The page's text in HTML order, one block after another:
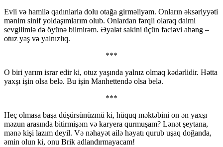
Evli və hamilə qadınlarla dolu otağa girməliyəm. Onların əksəriyyəti
mənim sinif yoldaşımlarım olub. Onlardan fərqli olaraq daimi
sevgilimlə də öyünə bilmirəm. Əyalət sakini üçün faciəvi ahəng –
otuz yaş və yalnızlıq.
***
O biri yarım israr edir ki, otuz yaşında yalnız olmaq kədərlidir. Hətta
yaxşı işin olsa belə. Bu işin Manhettendə olsa belə.
***
Heç olmasa başa düşürsünüzmü ki, hüquq məktəbini on ən yaxşı
məzun arasında bitirmişəm və karyera qurmuşam? Lənət şeytana,
mənə kişi lazım deyil. Və nəhayət ailə həyatı qurub uşaq doğanda,
əmin olun ki, onu Brik adlandırmayacam!